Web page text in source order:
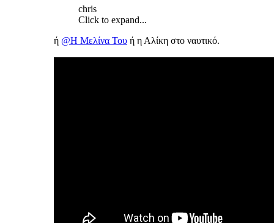
chris
Click to expand...
ή @Η Μελίνα Του ή η Αλίκη στο ναυτικό.